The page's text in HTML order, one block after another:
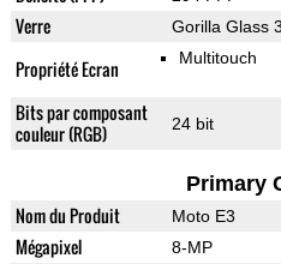
Verre Gorilla Glass 3
Propriété Ecran Multitouch
Bits par composant
couleur (RGB)
24 bit
Primary
Nom du Produit Moto E3
Mégapixel 8-MP